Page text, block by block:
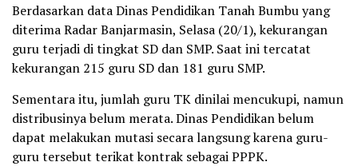
Berdasarkan data Dinas Pendidikan Tanah Bumbu yang
diterima Radar Banjarmasin, Selasa (20/1), kekurangan
guru terjadi di tingkat SD dan SMP. Saat ini tercatat
kekurangan 215 guru SD dan 181 guru SMP.
Sementara itu, jumlah guru TK dinilai mencukupi, namun
distribusinya belum merata. Dinas Pendidikan belum
dapat melakukan mutasi secara langsung karena guru-
guru tersebut terikat kontrak sebagai PPPK.